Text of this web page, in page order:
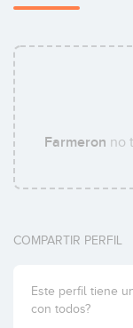
Farmeron no
COMPARTIR PERFIL
Este perfil tiene
con todos?